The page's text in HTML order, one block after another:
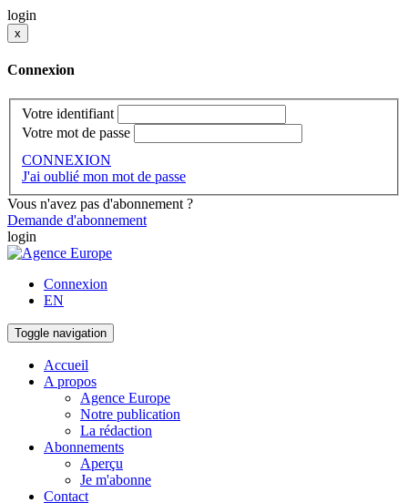
login
x
Connexion
Votre identifiant
Votre mot de passe
CONNEXION
J'ai oublié mon mot de passe
Vous n'avez pas d'abonnement ?
Demande d'abonnement
login
Connexion
EN
Toggle navigation
Accueil
A propos
Agence Europe
Notre publication
La rédaction
Abonnements
Aperçu
Je m'abonne
Contact